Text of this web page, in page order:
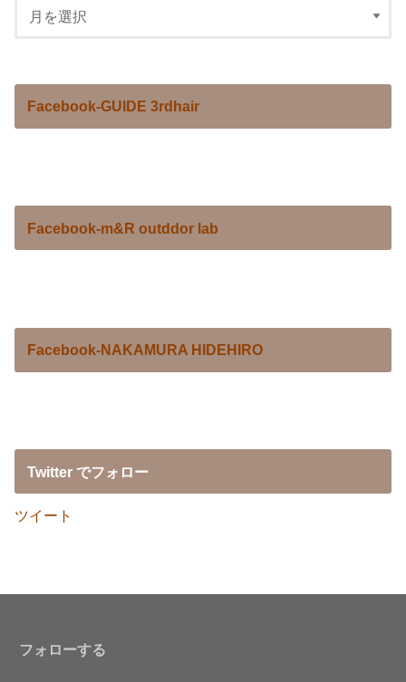
Facebook-GUIDE 3rdhair
Facebook-m&R outddor lab
Facebook-NAKAMURA HIDEHIRO
Twitter でフォロー
ツイート
フォローする